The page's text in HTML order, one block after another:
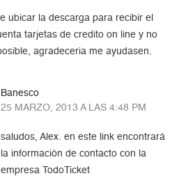
ubicar la descarga para recibir el
tarjetas de credito on line y no
agradeceria me ayudasen.
Banesco
25 MARZO, 2013 A LAS 4:48 PM
saludos, Alex. en este link encontrará
la información de contacto con la
empresa TodoTicket